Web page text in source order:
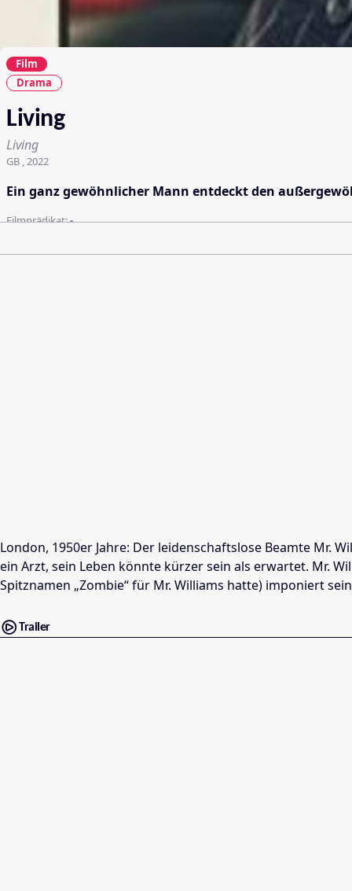
Film
Drama
Living
Living
GB , 2022
Ein ganz gewöhnlicher Mann entdeckt den
Filmprädikat:-
London, 1950er Jahre: Der leidenschaftslose Beamte
ein Arzt, sein Leben könnte kürzer sein als erwartet. Mr.
Spitznamen „Zombie“ für Mr. Williams hatte) imponiert
Trailer